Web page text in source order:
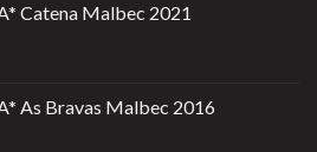
Catena Malbec 2021
As Bravas Malbec 2016